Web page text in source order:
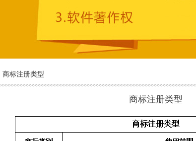
商标注册类型
商标注册类型